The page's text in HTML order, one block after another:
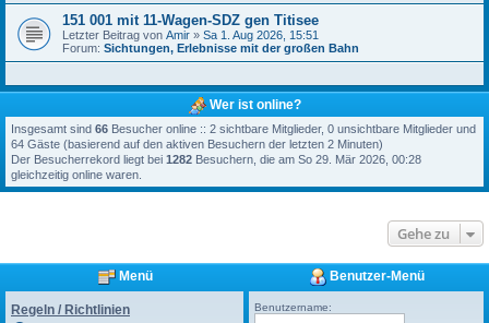
151 001 mit 11-Wagen-SDZ gen Titisee
Letzter Beitrag von Amir » Sa 1. Aug 2026, 15:51
Forum: Sichtungen, Erlebnisse mit der großen Bahn
Wer ist online?
Insgesamt sind 66 Besucher online :: 2 sichtbare Mitglieder, 0 unsichtbare Mitglieder und
64 Gäste (basierend auf den aktiven Besuchern der letzten 2 Minuten)
Der Besucherrekord liegt bei 1282 Besuchern, die am So 29. Mär 2026, 00:28
gleichzeitig online waren.
Gehe zu
Menü
Regeln / Richtlinien
Benutzer-Menü
Benutzername: